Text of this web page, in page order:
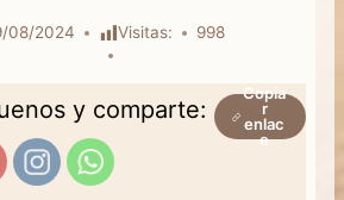
08/2024 Visitas: 998
y comparte:
Copia
r
enlac
e